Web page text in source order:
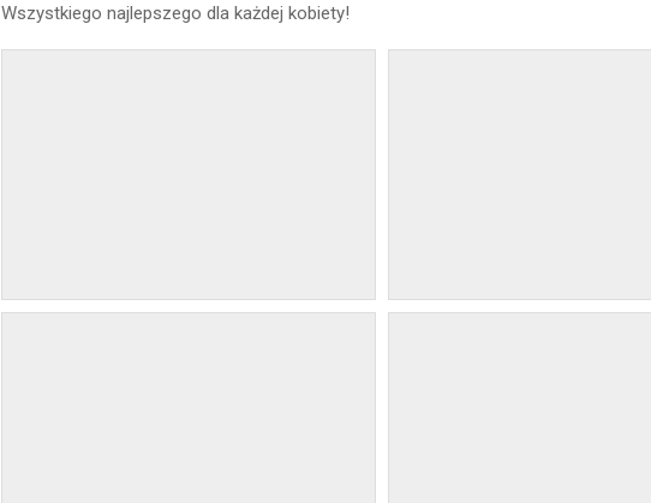
Wszystkiego najlepszego dla każdej kobiety!